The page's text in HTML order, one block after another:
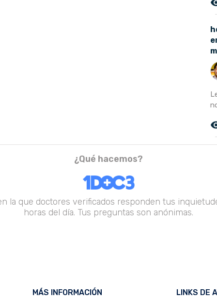
¿Qué hacemos?
la que doctores verificados responden tus
horas del día. Tus preguntas son anónimas.
MÁS INFORMACIÓN LINKS DE